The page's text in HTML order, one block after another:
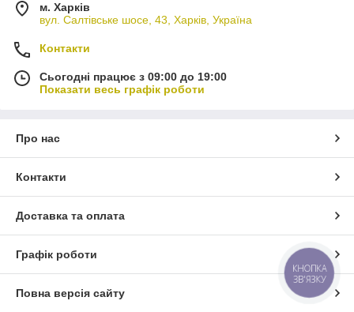
м. Харків
вул. Салтівське шосе, 43, Харків, Україна
Контакти
Сьогодні працює з 09:00 до 19:00
Показати весь графік роботи
Про нас
Контакти
Доставка та оплата
Графік роботи
Повна версія сайту
КНОПКА
ЗВ'ЯЗКУ